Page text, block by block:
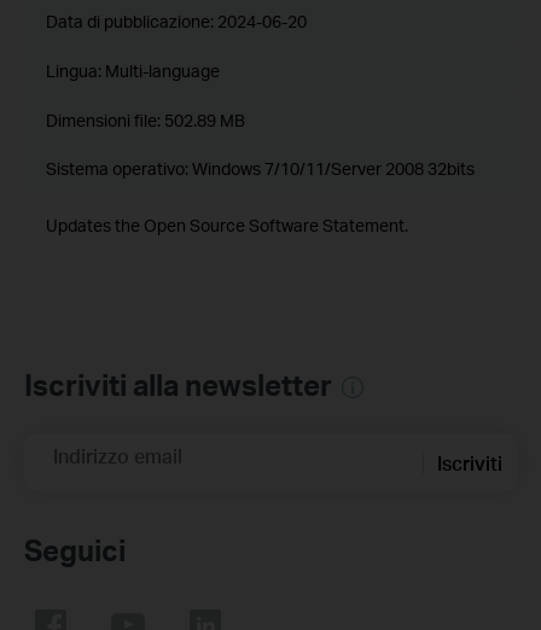
Data di pubblicazione: 2024-06-20
Lingua: Multi-language
Dimensioni file: 502.89 MB
Sistema operativo: Windows 7/10/11/Server 2008 32bits
Updates the Open Source Software Statement.
Iscriviti alla newsletter
Indirizzo email Iscriviti
Seguici